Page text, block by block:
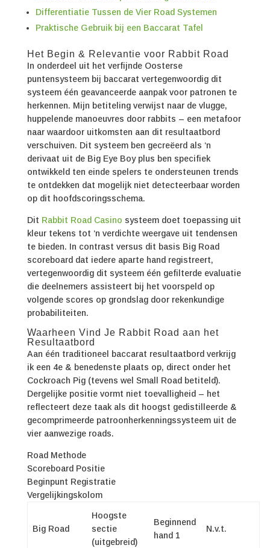
Differentiatie Tussen de Vier Road Systemen
Praktische Gebruik bij een Baccarat Tafel
Het Begin & Relevantie voor Rabbit Road
In onderdeel uit het verfijnde Oosterse
puntensysteem bij baccarat vertegenwoordig dit
systeem één geavanceerde aanpak voor patronen te
herkennen. Mijn betiteling verwijst naar de vlugge,
huppelende manoeuvres door rabbits – een metafoor
naar waardoor uitkomsten aan dit resultaatbord
verschuiven. Dit systeem ben gecreëerd als ‘n
derivaat uit de Big Eye Boy plus ben specifiek
ontwikkeld ten einde spelers te ondersteunen trends
te ontdekken dat mogelijk niet detecteerbaar worden
op dit hoofdscoringsschema.
Dit Rabbit Road Casino systeem doet toepassing uit
kleur tekens tot ‘n verdichte weergave uit tendensen
te bieden. In contrast versus dit basis Big Road
scoreboard dat iedere aparte hand registreert,
vertegenwoordig dit systeem één gefilterde evaluatie
die deelnemers assisteert bij het voorspeld op
volgende scores op grondslag door rekenkundige
probabiliteiten.
Waarheen Vind Je Rabbit Road aan het
Resultaatbord
Aan één traditioneel baccarat resultaatbord verkrijg
ik een 4e & benedenste plaats op, direct onder het
Cockroach Pig (tevens wel Small Road betiteld).
Dergelijke positie vormt niet toevalligheid – het
reflecteert deze taak als dit hoogst gedistilleerde &
gecomprimeerde patroonherkenningssysteem uit de
vier aanwezige roads.
Road Methode
Scoreboard Positie
Beginpunt Registratie
Vergelijkingskolom
Big Road
Hoogste
sectie
(uitgebreid)
Beginnend
hand 1
N.v.t.